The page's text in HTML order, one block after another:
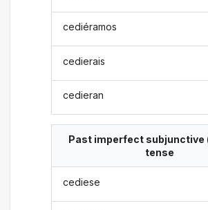
cediéramos
cedierais
cedieran
Past imperfect subjunctive
tense
cediese